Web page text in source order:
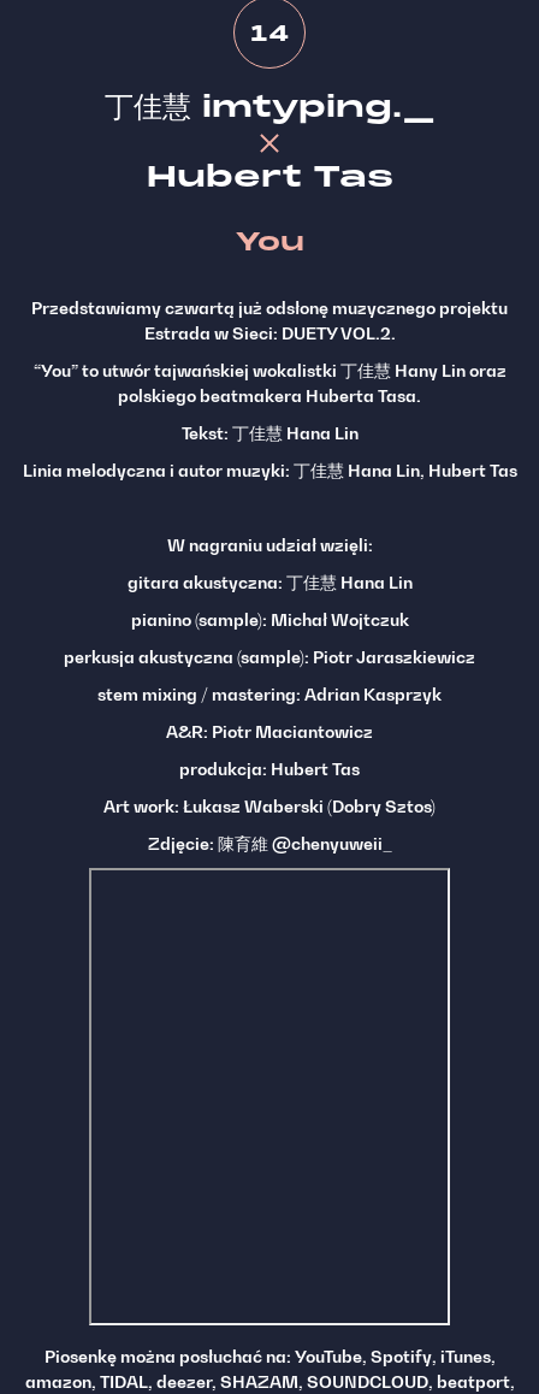
14
丁佳慧 imtyping._
Hubert Tas
You
Przedstawiamy czwartą już odsłonę muzycznego projektu
Estrada w Sieci: DUETY VOL.2.
“You” to utwór tajwańskiej wokalistki 丁佳慧 Hany Lin oraz
polskiego beatmakera Huberta Tasa.
Tekst: 丁佳慧 Hana Lin
Linia melodyczna i autor muzyki: 丁佳慧 Hana Lin, Hubert Tas
W nagraniu udział wzięli:
gitara akustyczna: 丁佳慧 Hana Lin
pianino (sample): Michał Wojtczuk
perkusja akustyczna (sample): Piotr Jaraszkiewicz
stem mixing / mastering: Adrian Kasprzyk
A&R: Piotr Maciantowicz
produkcja: Hubert Tas
Art work: Łukasz Waberski (Dobry Sztos)
Zdjęcie: 陳育維 @chenyuweii_
Piosenkę można posłuchać na: YouTube, Spotify, iTunes,
amazon, TIDAL, deezer, SHAZAM, SOUNDCLOUD, beatport,